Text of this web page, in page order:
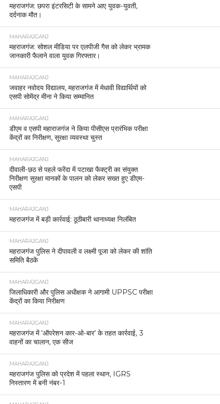
महराजगंज: छपरा इंटरसिटी के सामने आए युवक-युवती,
दर्दनाक मौत।
MAHARAJGANJ
महराजगंज: सोशल मीडिया पर एलपीजी गैस को लेकर भ्रामक
जानकारी फैलाने वाला युवक गिरफ्तार।
MAHARAJGANJ
जवाहर नवोदय विद्यालय, महराजगंज में मेधावी विद्यार्थियों को
एसपी सोमेंद्र मीना ने किया सम्मानित
MAHARAJGANJ
डीएम व एसपी महाराजगंज ने किया पीसीएस प्रारंभिक परीक्षा
केंद्रों का निरीक्षण, सुरक्षा व्यवस्था चुस्त
MAHARAJGANJ
दीवाली-छठ से पहले फरेंदा में पटाखा फैक्ट्री का संयुक्त
निरीक्षण सुरक्षा मानकों के पालन को लेकर सख्त हुए डीएम-
एसपी
MAHARAJGANJ
महराजगंज में बड़ी कार्रवाई: ठूठीबारी थानाध्यक्ष निलंबित
MAHARAJGANJ
महराजगंज पुलिस ने दीपावली व लक्ष्मी पूजा को लेकर की शांति
समिति बैठकें
MAHARAJGANJ
जिलाधिकारी और पुलिस अधीक्षक ने आगामी UPPSC परीक्षा
केंद्रों का किया निरीक्षण
MAHARAJGANJ
महराजगंज में ‘ऑपरेशन कार-ओ-बार’ के तहत कार्रवाई, 3
वाहनों का चालान, एक सीज
MAHARAJGANJ
महराजगंज पुलिस को प्रदेश में पहला स्थान, IGRS
निस्तारण में बनी नंबर-1